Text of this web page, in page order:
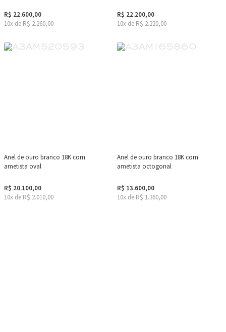
R$ 22.600,00
10x de R$ 2.260,00
R$ 22.200,00
10x de R$ 2.220,00
Anel de ouro branco 18K com
ametista oval
R$ 20.100,00
10x de R$ 2.010,00
Anel de ouro branco 18K com
ametista octogonal
R$ 13.600,00
10x de R$ 1.360,00